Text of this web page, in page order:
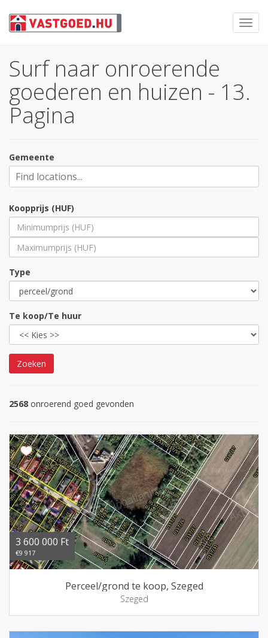
Surf naar onroerende
goederen en huizen - 13.
Pagina
Gemeente
Koopprijs (HUF)
Type
Te koop/Te huur
Zoeken
2568 onroerend goed gevonden
3 600 000 Ft
€9 917
Perceel/grond te koop, Szeged
Szeged